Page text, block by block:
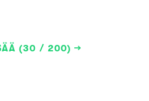
(30 / 200)